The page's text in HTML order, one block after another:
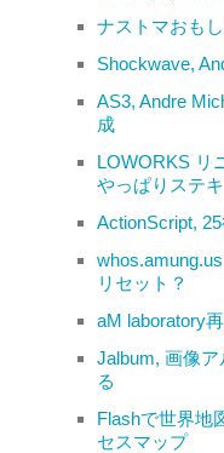
ナストマおもし
Shockwave,
AS3, Andre
成
LOWORKS リ
やっぱりステキ
ActionScript,
リセット？
aM laboratory
Jalbum, 画像ア
る
Flashで世界地
セスマップ